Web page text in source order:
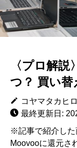
〈プロ解
つ？ 買い替
コヤマタカヒ
最終更新日:
※記事で紹介した
Moovooに還元さ